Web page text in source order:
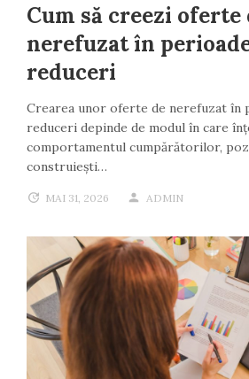
Cum să creezi oferte
nerefuzat în
reduceri
Crearea unor oferte de nerefuzat în
reduceri depinde de modul în care
comportamentul cumpărătorilor,
construiești…
MAI 31, 2026 ADMIN